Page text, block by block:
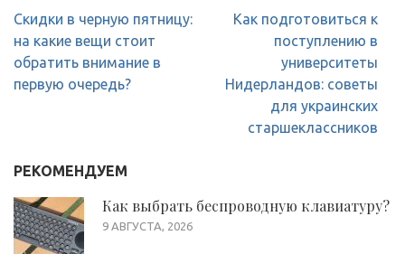
Навигация
по
записям
Скидки в черную пятницу:
на какие вещи стоит
обратить внимание в
первую очередь?
Как подготовиться к
поступлению в
университеты
Нидерландов: советы
для украинских
старшеклассников
РЕКОМЕНДУЕМ
Как выбрать беспроводную клавиатуру?
9 АВГУСТА, 2026